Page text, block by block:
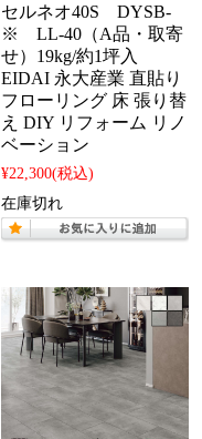
セルネオ40S DYSB-
※ LL-40（A品・取寄
せ）19kg/約1坪入
EIDAI 永大産業 直貼り
フローリング 床 張り替
え DIY リフォーム リノ
ベーション
¥22,300(税込)
在庫切れ